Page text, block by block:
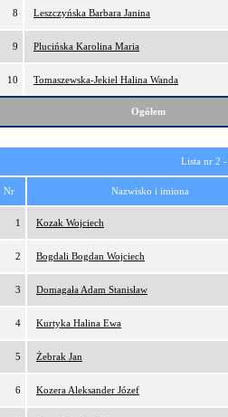
8 Leszczyńska Barbara Janina
9 Plucińska Karolina Maria
10 Tomaszewska-Jekiel Halina Wanda
Ogółem
Lista nr 2 -
Nr Nazwisko i imiona
1 Kozak Wojciech
2 Bogdali Bogdan Wojciech
3 Domagała Adam Stanisław
4 Kurtyka Halina Ewa
5 Żebrak Jan
6 Kozera Aleksander Józef